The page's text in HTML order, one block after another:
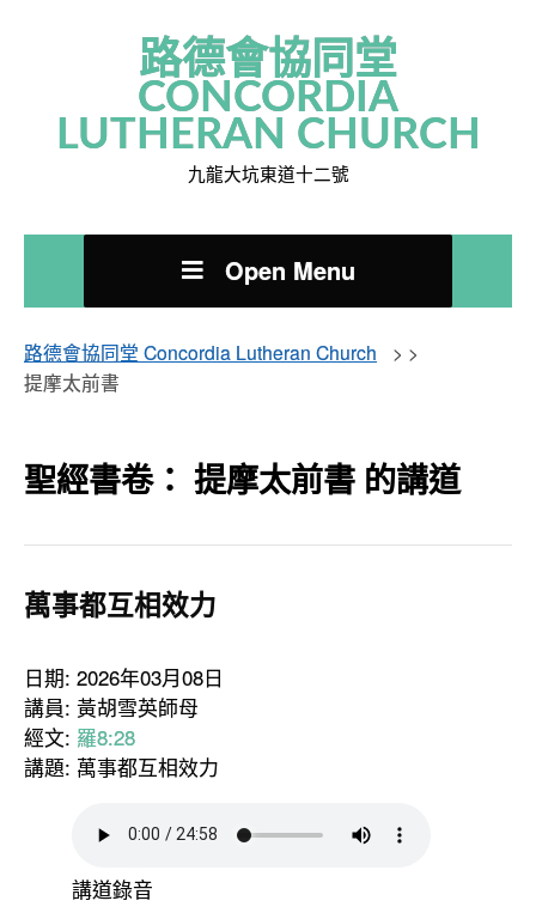
路德會協同堂
CONCORDIA
LUTHERAN CHURCH
九龍大坑東道十二號
Open Menu
路德會協同堂 Concordia Lutheran Church
> >
提摩太前書
聖經書卷： 提摩太前書 的講道
萬事都互相效力
日期: 2026年03月08日
講員: 黃胡雪英師母
經文: 羅8:28
講題: 萬事都互相效力
講道錄音